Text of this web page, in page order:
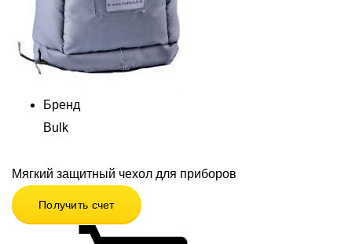
Бренд
Bulk
Мягкий защитный чехол для приборов
Получить счет